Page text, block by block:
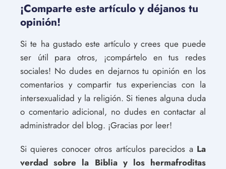
¡Comparte este artículo y déjanos tu
opinión!
Si te ha gustado este artículo y crees que puede
ser útil para otros, ¡compártelo en tus redes
sociales! No dudes en dejarnos tu opinión en los
comentarios y compartir tus experiencias con la
intersexualidad y la religión. Si tienes alguna duda
o comentario adicional, no dudes en contactar al
administrador del blog. ¡Gracias por leer!
Si quieres conocer otros artículos parecidos a La
verdad sobre la Biblia y los hermafroditas